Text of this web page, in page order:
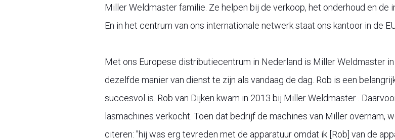
Miller Weldmaster familie. Ze helpen bij de verkoop, het onderhoud en de
En in het centrum van ons internationale netwerk staat ons kantoor in de
Met ons Europese distributiecentrum in Nederland is Miller Weldmaster
dezelfde manier van dienst te zijn als vandaag de dag. Rob is een
succesvol is. Rob van Dijken kwam in 2013 bij Miller Weldmaster .
lasmachines verkocht. Toen dat bedrijf de machines van Miller overnam,
citeren: "hij was erg tevreden met de apparatuur omdat ik [Rob] van de